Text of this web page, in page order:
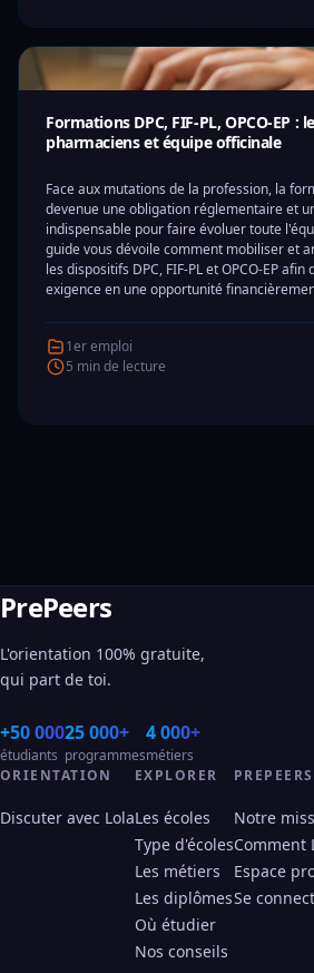
Formations DPC, FIF-PL, OPCO-EP :
pharmaciens et équipe officinale
Face aux mutations de la profession, la
devenue une obligation réglementaire et
indispensable pour faire évoluer toute
guide vous dévoile comment mobiliser et
les dispositifs DPC, FIF-PL et OPCO-EP
exigence en une opportunité
1er emploi
5 min de lecture
PrePeers
L'orientation 100% gratuite,
qui part de toi.
+50 000
étudiants
25 000+
programmes
4 000+
métiers
ORIENTATION
Discuter avec Lola
EXPLORER
Les écoles
Type d'écoles
Les métiers
Les diplômes
Où étudier
Nos conseils
PREPEERS
Notre
Comment
Espace
Se